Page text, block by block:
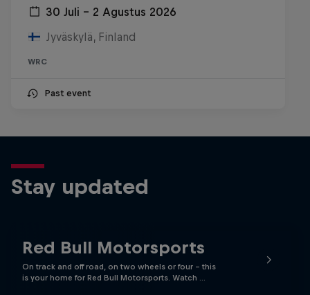
30 Juli – 2 Agustus 2026
Jyväskylä, Finland
WRC
Past event
Stay updated
Red Bull Motorsports
On track and off road, on two wheels or four - this
is your home for Red Bull Motorsports. Watch …